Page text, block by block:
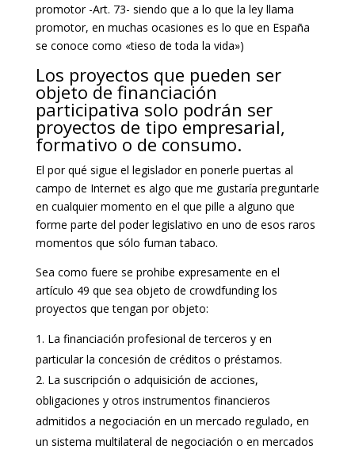
promotor -Art. 73- siendo que a lo que la ley llama
promotor, en muchas ocasiones es lo que en España
se conoce como «tieso de toda la vida»)
Los proyectos que pueden ser
objeto de financiación
participativa solo podrán ser
proyectos de tipo empresarial,
formativo o de consumo.
El por qué sigue el legislador en ponerle puertas al
campo de Internet es algo que me gustaría preguntarle
en cualquier momento en el que pille a alguno que
forme parte del poder legislativo en uno de esos raros
momentos que sólo fuman tabaco.
Sea como fuere se prohibe expresamente en el
artículo 49 que sea objeto de crowdfunding los
proyectos que tengan por objeto:
La financiación profesional de terceros y en
particular la concesión de créditos o préstamos.
La suscripción o adquisición de acciones,
obligaciones y otros instrumentos financieros
admitidos a negociación en un mercado regulado, en
un sistema multilateral de negociación o en mercados